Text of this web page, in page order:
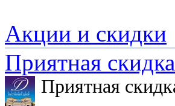
Акции и скидки
Приятная скидка
Приятная